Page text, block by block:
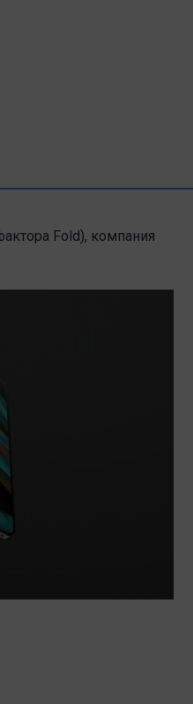
Fold), компания